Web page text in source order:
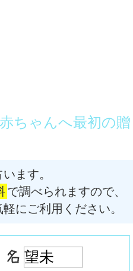
ちゃんへ最初の贈
ます。
で調べられますので、
にご利用ください。